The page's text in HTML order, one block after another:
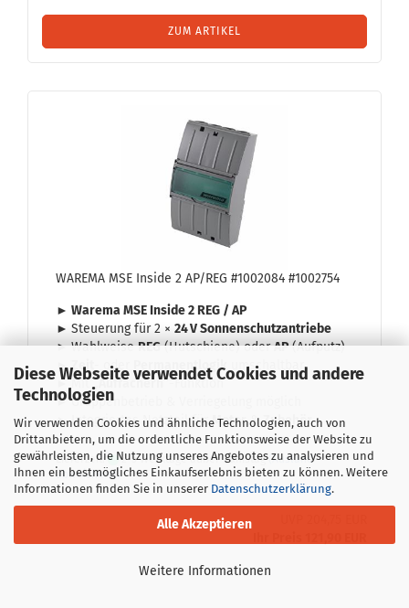
Diese Webseite verwendet Cookies und andere
Technologien
Wir verwenden Cookies und ähnliche Technologien, auch von
Drittanbietern, um die ordentliche Funktionsweise der Website zu
gewährleisten, die Nutzung unseres Angebotes zu analysieren und
Ihnen ein bestmögliches Einkaufserlebnis bieten zu können. Weitere
Informationen finden Sie in unserer Datenschutzerklärung.
Alle Akzeptieren
Weitere Informationen
ZUM ARTIKEL
WA­RE­MA MSE In­si­de 2 AP/REG #1002084 #1002754
► Wa­re­ma MSE In­si­de 2 REG / AP
► Steue­rung für 2 × 24 V Son­nen­schutz­an­trie­be
►Wahl­wei­seREG(Hut­schie­ne) oderAP(Auf­putz)
►Zeit - oder Per­ma­nent­lo­gik
um­schalt­bar
►Mit „Auf­fä­chern“-​Funktion
►Grup­pen­be­trieb & Ver­rie­ge­lung mög­lich
►In­te­grier­tes Netz­teil fürMotor&Zu­be­hör
Lieferzeit: 2-5 Werktage außer Samstag (Ausland
abweichend)